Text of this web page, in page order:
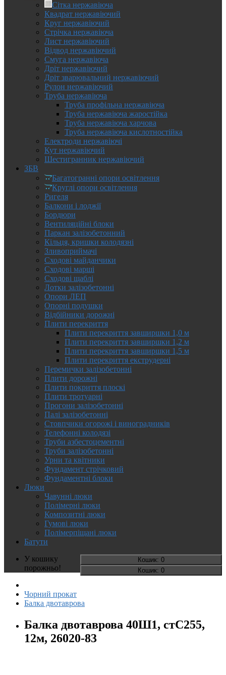
Сітка нержавіюча
Квадрат нержавіючий
Круг нержавіючий
Стрічка нержавіюча
Лист нержавіючий
Відвод нержавіючий
Смуга нержавіюча
Дріт нержавіючий
Дріт зварювальний нержавіючий
Рулон нержавіючий
Труба нержавіюча
Труба профільна нержавіюча
Труба нержавіюча жаростійка
Труба нержавіюча харчова
Труба нержавіюча кислотностійка
Електроди нержавіючі
Кут нержавіючий
Шестигранник нержавіючий
ЗБВ
Багатогранні опори освітлення
Круглі опори освітлення
Ригеля
Балкони і лоджії
Бордюри
Вентиляційні блоки
Паркан залізобетонний
Кільця, кришки колодязні
Зливоприймачі
Сходові майданчики
Сходові марші
Сходові щаблі
Лотки залізобетонні
Опори ЛЕП
Опорні подушки
Відбійники дорожні
Плити перекриття
Плити перекриття завширшки 1,0 м
Плити перекриття завширшки 1,2 м
Плити перекриття завширшки 1,5 м
Плити перекриття екструдерні
Перемички залізобетонні
Плити дорожні
Плити покриття плоскі
Плити тротуарні
Прогони залізобетонні
Палі залізобетонні
Стовпчики огорожі і виноградників
Телефонні колодязі
Труби азбестоцементні
Труби залізобетонні
Урни та квітники
Фундамент стрічковий
Фундаментні блоки
Люки
Чавунні люки
Полімерні люки
Композитні люки
Гумові люки
Полімерпіщані люки
Батути
Кошик: 0
Кошик: 0
У кошику
порожньо!
Чорний прокат
Балка двотаврова
Балка двотаврова 40Ш1, стС255,
12м, 26020-83